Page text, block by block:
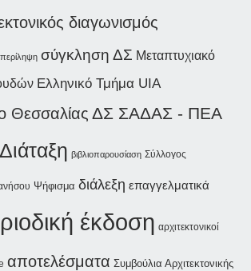
διαγωνισμός
περίληψη σύγκληση ΔΣ Μεταπτυχιακό
Ελληνικό Τμήμα UIA
Θεσσαλίας ΔΣ ΣΑΔΑΣ - ΠΕΑ
βιβλιοπαρουσίαση Σύλλογος
Ψήφισμα διάλεξη επαγγελματικά
έκδοση αρχιτεκτονικοί
αποτελέσματα Συμβούλια Αρχιτεκτονικής